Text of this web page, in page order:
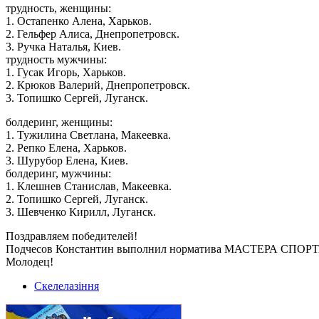
трудность, женщины:
1. Остапенко Алена, Харьков.
2. Гельфер Алиса, Днепропетровск.
3. Ручка Наталья, Киев.
трудность мужчины:
1. Гусак Игорь, Харьков.
2. Крюков Валерий, Днепропетровск.
3. Топишко Сергей, Луганск.
болдеринг, женщины:
1. Тужилина Светлана, Макеевка.
2. Репко Елена, Харьков.
3. Шурубор Елена, Киев.
болдеринг, мужчины:
1. Клешнев Станислав, Макеевка.
2. Топишко Сергей, Луганск.
3. Шевченко Кирилл, Луганск.
Поздравляем победителей!
Подчесов Константин выполнил норматива МАСТЕРА
Молодец!
Скелелазіння